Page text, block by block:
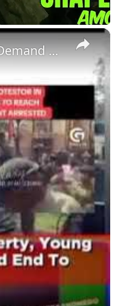
×
If I Die Today I May Escape Poverty, Young Ugandans Defy Fear, Demand End To Corrupt Govt